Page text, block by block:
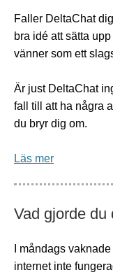
Faller DeltaChat
bra idé att sätta
vänner som ett
Är just DeltaChat
fall till att ha några
du bryr dig om.
Läs mer
Vad gjorde du
I måndags
internet inte